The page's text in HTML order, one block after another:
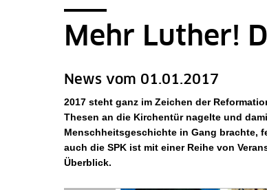
Mehr Luther!
News vom 01.01.2017
2017 steht ganz im Zeichen der
Thesen an die Kirchentür nagelte und
Menschheitsgeschichte in Gang brachte,
auch die SPK ist mit einer Reihe von
Überblick.